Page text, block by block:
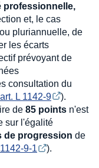
professionnelle,
et, le cas
pluriannuelle, de
les écarts
prévoyant de
consultation du
L 1142-9
).
de 85 points n'est
sur l'égalité
de progression de
9-1 ).